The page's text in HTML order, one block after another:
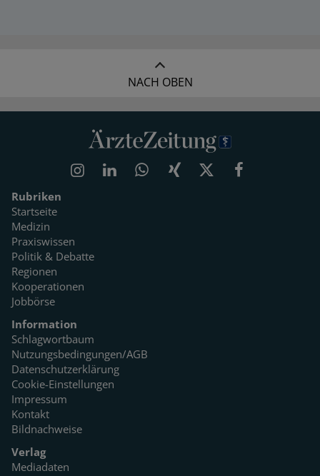
NACH OBEN
Rubriken
Startseite
Medizin
Praxiswissen
Politik & Debatte
Regionen
Kooperationen
Jobbörse
Information
Schlagwortbaum
Nutzungsbedingungen/AGB
Datenschutzerklärung
Cookie-Einstellungen
Impressum
Kontakt
Bildnachweise
Verlag
Mediadaten